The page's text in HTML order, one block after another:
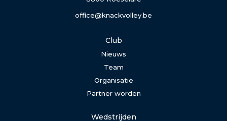
office@knackvolley.be
Club
Nieuws
Team
Organisatie
Partner worden
Wedstrijden